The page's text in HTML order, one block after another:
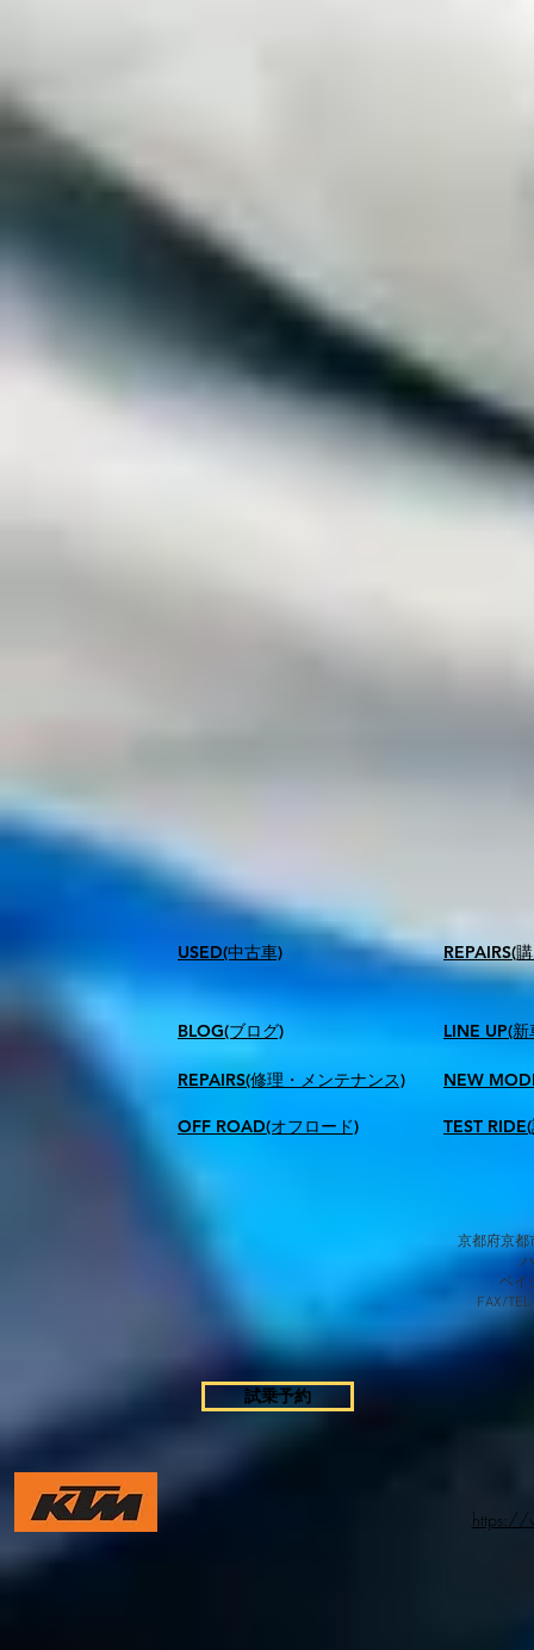
USED(中古車)
BLOG(ブログ)
REPAIRS(修理・メンテナンス)
OFF ROAD(オフロード)
​REPAIRS(
LINE UP(
NEW
TEST
京都府京都
ベイ
FAX/
試乗予約
https://